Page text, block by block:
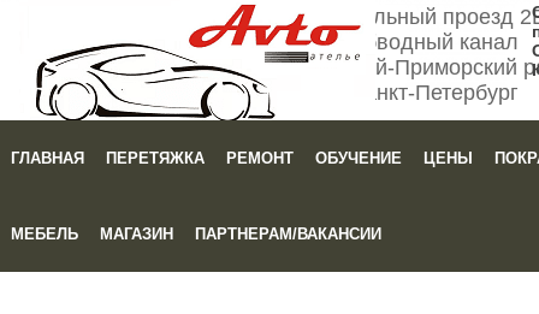
Мебельный проезд
Обводный канал
Кировский-Приморский
Санкт-Петербург
ГЛАВНАЯ ПЕРЕТЯЖКА РЕМОНТ ОБУЧЕНИЕ ЦЕНЫ
МЕБЕЛЬ МАГАЗИН ПАРТНЕРАМ/ВАКАНСИИ